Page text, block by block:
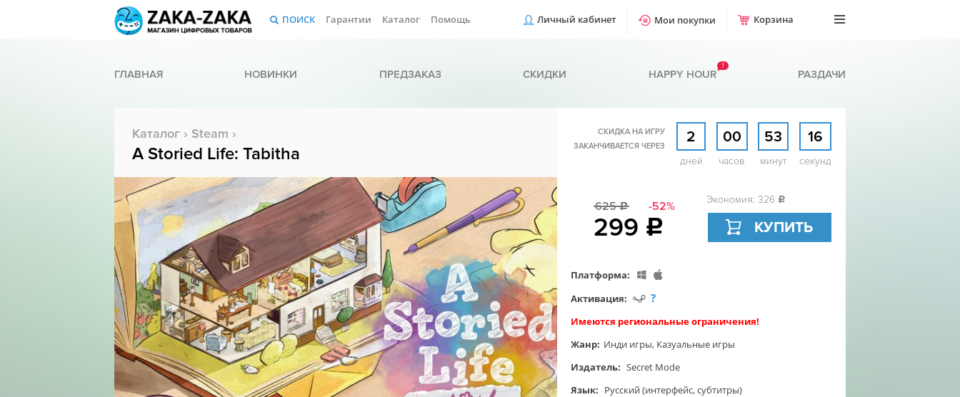
ПОИСК Гарантии Каталог Помощь Личный кабинет Мои покупки Корзина
ГЛАВНАЯ НОВИНКИ ПРЕДЗАКАЗ СКИДКИ HAPPY HOUR
!
РАЗДАЧИ
Каталог › Steam ›
A Storied Life: Tabitha
СКИДКА НА ИГРУ
ЗАКАНЧИВАЕТСЯ ЧЕРЕЗ
2
дней
00
часов
53
минут
16
секунд
625c -52%
299 c
Экономия: 326 c
КУПИТЬ
Платформа:
Активация:
?
Имеются региональные ограничения!
Жанр: Инди игры, Казуальные игры
Издатель: Secret Mode
Язык: Русский (интерфейс, субтитры)